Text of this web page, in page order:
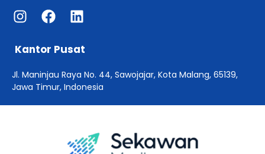
Kantor Pusat
Jl. Maninjau Raya No. 44, Sawojajar, Kota Malang, 65139,
Jawa Timur, Indonesia